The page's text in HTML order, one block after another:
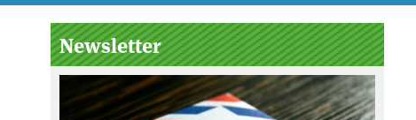
Seitenleiste
Newsletter